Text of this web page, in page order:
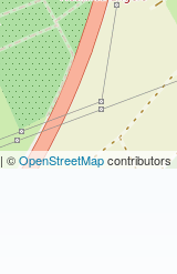
| ©OpenStreetMapcontributors